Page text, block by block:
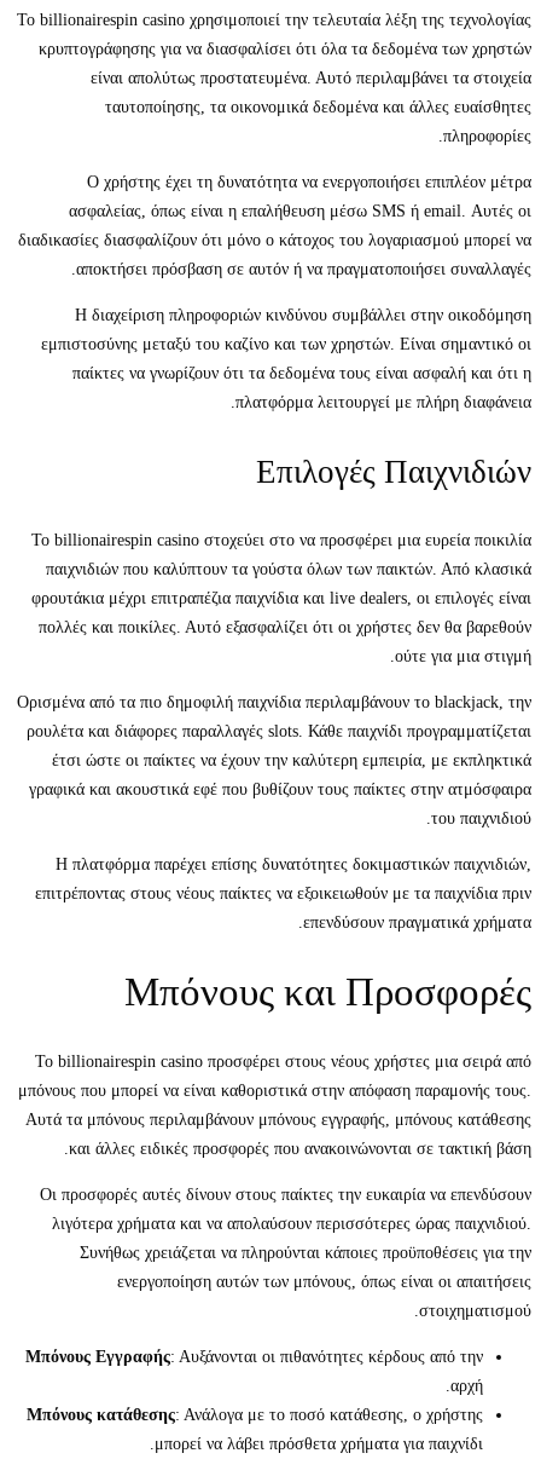
Το billionairespin casino χρησιμοποιεί την τελευταία λέξη της τεχνολογίας
κρυπτογράφησης για να διασφαλίσει ότι όλα τα δεδομένα των χρηστών
είναι απολύτως προστατευμένα. Αυτό περιλαμβάνει τα στοιχεία
ταυτοποίησης, τα οικονομικά δεδομένα και άλλες ευαίσθητες
πληροφορίες.
Ο χρήστης έχει τη δυνατότητα να ενεργοποιήσει επιπλέον μέτρα
ασφαλείας, όπως είναι η επαλήθευση μέσω SMS ή email. Αυτές οι
διαδικασίες διασφαλίζουν ότι μόνο ο κάτοχος του λογαριασμού μπορεί να
αποκτήσει πρόσβαση σε αυτόν ή να πραγματοποιήσει συναλλαγές.
Η διαχείριση πληροφοριών κινδύνου συμβάλλει στην οικοδόμηση
εμπιστοσύνης μεταξύ του καζίνο και των χρηστών. Είναι σημαντικό οι
παίκτες να γνωρίζουν ότι τα δεδομένα τους είναι ασφαλή και ότι η
πλατφόρμα λειτουργεί με πλήρη διαφάνεια.
Επιλογές Παιχνιδιών
Το billionairespin casino στοχεύει στο να προσφέρει μια ευρεία ποικιλία
παιχνιδιών που καλύπτουν τα γούστα όλων των παικτών. Από κλασικά
φρουτάκια μέχρι επιτραπέζια παιχνίδια και live dealers, οι επιλογές είναι
πολλές και ποικίλες. Αυτό εξασφαλίζει ότι οι χρήστες δεν θα βαρεθούν
ούτε για μια στιγμή.
Ορισμένα από τα πιο δημοφιλή παιχνίδια περιλαμβάνουν το blackjack, την
ρουλέτα και διάφορες παραλλαγές slots. Κάθε παιχνίδι προγραμματίζεται
έτσι ώστε οι παίκτες να έχουν την καλύτερη εμπειρία, με εκπληκτικά
γραφικά και ακουστικά εφέ που βυθίζουν τους παίκτες στην ατμόσφαιρα
του παιχνιδιού.
Η πλατφόρμα παρέχει επίσης δυνατότητες δοκιμαστικών παιχνιδιών,
επιτρέποντας στους νέους παίκτες να εξοικειωθούν με τα παιχνίδια πριν
επενδύσουν πραγματικά χρήματα.
Μπόνους και Προσφορές
Το billionairespin casino προσφέρει στους νέους χρήστες μια σειρά από
μπόνους που μπορεί να είναι καθοριστικά στην απόφαση παραμονής τους.
Αυτά τα μπόνους περιλαμβάνουν μπόνους εγγραφής, μπόνους κατάθεσης
και άλλες ειδικές προσφορές που ανακοινώνονται σε τακτική βάση.
Οι προσφορές αυτές δίνουν στους παίκτες την ευκαιρία να επενδύσουν
λιγότερα χρήματα και να απολαύσουν περισσότερες ώρας παιχνιδιού.
Συνήθως χρειάζεται να πληρούνται κάποιες προϋποθέσεις για την
ενεργοποίηση αυτών των μπόνους, όπως είναι οι απαιτήσεις
στοιχηματισμού.
Μπόνους Εγγραφής: Αυξάνονται οι πιθανότητες κέρδους από την
αρχή.
Μπόνους κατάθεσης: Ανάλογα με το ποσό κατάθεσης, ο χρήστης
μπορεί να λάβει πρόσθετα χρήματα για παιχνίδι.